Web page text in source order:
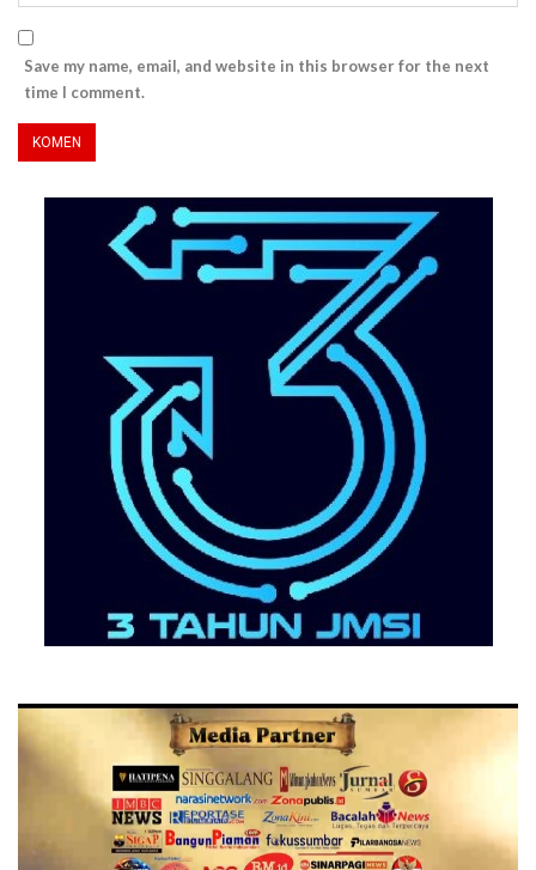
Save my name, email, and website in this browser for the next
time I comment.